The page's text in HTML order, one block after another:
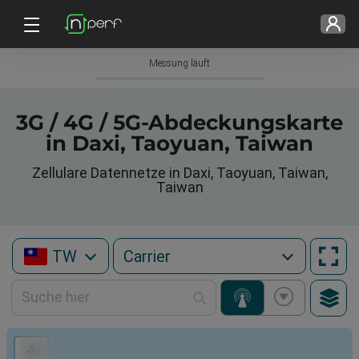
Messung läuft
3G / 4G / 5G-Abdeckungskarte
in Daxi, Taoyuan, Taiwan
Zellulare Datennetze in Daxi, Taoyuan, Taiwan,
Taiwan
TW